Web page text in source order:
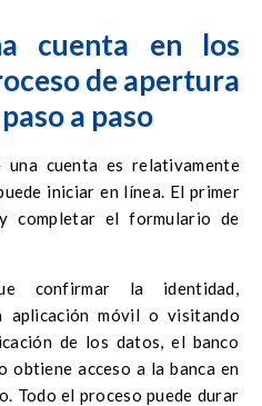
cuenta en los
de apertura
a paso
cuenta es relativamente
iniciar en línea. El primer
completar el formulario de
confirmar la identidad,
aplicación móvil o visitando
de los datos, el banco
obtiene acceso a la banca en
Todo el proceso puede durar